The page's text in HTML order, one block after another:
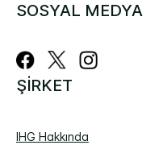
SOSYAL MEDYA
ŞIRKET
IHG Hakkında